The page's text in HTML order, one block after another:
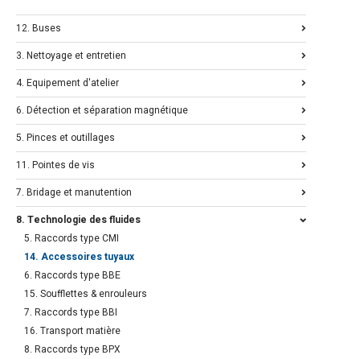
12. Buses
3. Nettoyage et entretien
4. Equipement d'atelier
6. Détection et séparation magnétique
5. Pinces et outillages
11. Pointes de vis
7. Bridage et manutention
8. Technologie des fluides
5. Raccords type CMI
14. Accessoires tuyaux
6. Raccords type BBE
15. Soufflettes & enrouleurs
7. Raccords type BBI
16. Transport matière
8. Raccords type BPX